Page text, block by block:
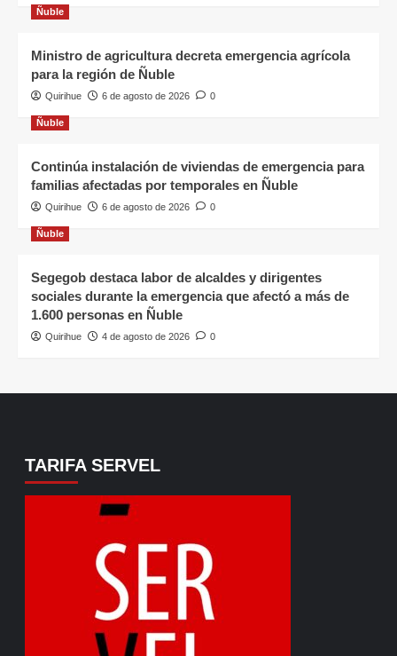
Ñuble
Ministro de agricultura decreta emergencia agrícola
para la región de Ñuble
Quirihue 6 de agosto de 2026 0
Ñuble
Continúa instalación de viviendas de emergencia para
familias afectadas por temporales en Ñuble
Quirihue 6 de agosto de 2026 0
Ñuble
Segegob destaca labor de alcaldes y dirigentes
sociales durante la emergencia que afectó a más de
1.600 personas en Ñuble
Quirihue 4 de agosto de 2026 0
TARIFA SERVEL